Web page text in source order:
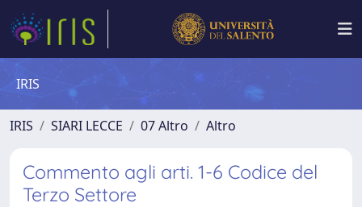
IRIS
IRIS SIARI LECCE 07 Altro Altro
Commento agli arti. 1-6 Codice del
Terzo Settore